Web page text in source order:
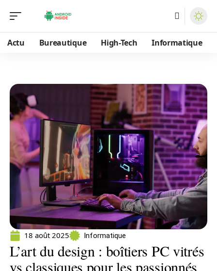
Actu Bureautique High-Tech Informatique
18 août 2025 Informatique
L’art du design : boîtiers PC vitrés
vs classiques pour les passionnés